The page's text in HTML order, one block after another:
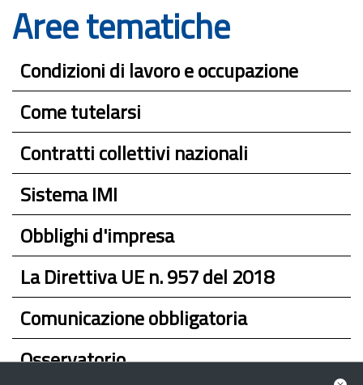
Aree tematiche
Condizioni di lavoro e occupazione
Come tutelarsi
Contratti collettivi nazionali
Sistema IMI
Obblighi d'impresa
La Direttiva UE n. 957 del 2018
Comunicazione obbligatoria
Osservatorio